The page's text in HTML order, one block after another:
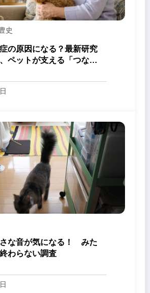
史
の原因になる？最新研究
ペットが支える「つなが
な音が気になる！ みた
わらない調査